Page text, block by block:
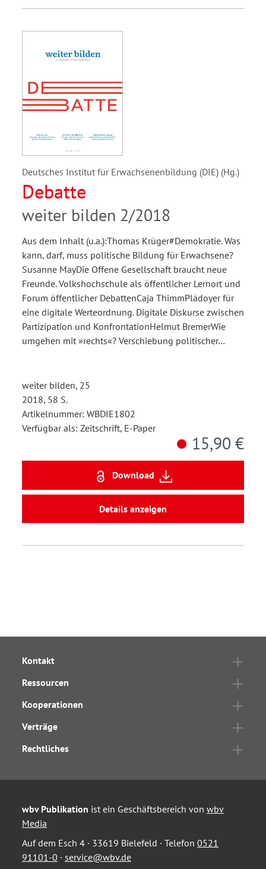
Deutsches Institut für Erwachsenenbildung (DIE) (Hg.)
Debatte
weiter bilden 2/2018
Aus dem Inhalt (u.a.):Thomas Krüger#Demokratie. Was
kann, darf, muss politische Bildung für Erwachsene?
Susanne MayDie Offene Gesellschaft braucht neue
Freunde. Volkshochschule als öffentlicher Lernort und
Forum öffentlicher DebattenCaja ThimmPlädoyer für
eine digitale Werteordnung. Digitale Diskurse zwischen
Partizipation und KonfrontationHelmut BremerWie
umgehen mit »rechts«? Verschiebung politischer…
weiter bilden, 25
2018, 58 S.
Artikelnummer: WBDIE1802
Verfügbar als: Zeitschrift, E-Paper
15,90 €
Download
Details anzeigen
Kontakt
Ressourcen
Kooperationen
Verträge
Rechtliches
wbv Publikation ist ein Geschäftsbereich von wbv
Media
Auf dem Esch 4 · 33619 Bielefeld · Telefon 0521
91101-0 · service@wbv.de